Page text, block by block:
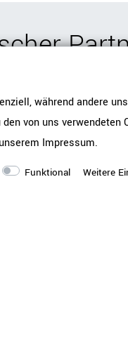
während andere
von uns verwendeten
Impressum.
Funktional Weitere